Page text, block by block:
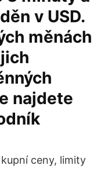
v USD.
měnách
najdete
ceny, limity